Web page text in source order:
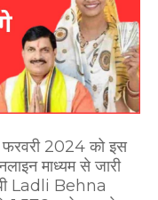
फरवरी 2024 को इस
माध्यम से जारी
Ladli Behna